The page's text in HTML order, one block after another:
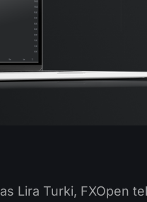
Lira Turki, FXOpen